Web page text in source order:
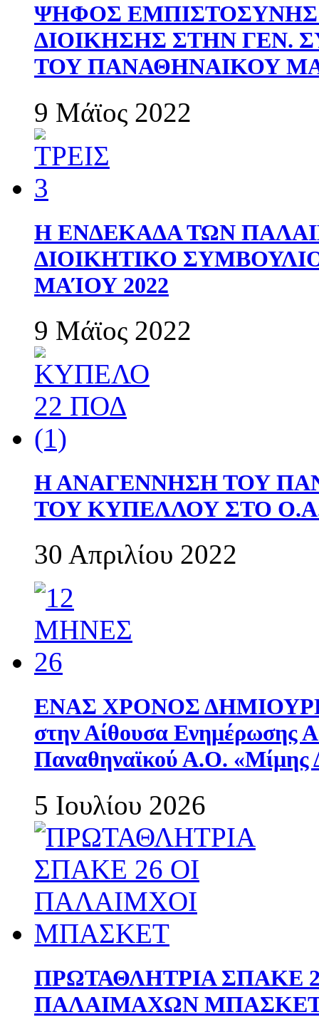
ΨΗΦΟΣ
ΔΙΟΙΚΗΣΗΣ ΣΤΗΝ ΓΕΝ.
ΤΟΥ ΠΑΝΑΘΗΝΑΙΚΟΥ
9 Μάϊος 2022
Η ΕΝΔΕΚΑΔΑ ΤΩΝ
ΔΙΟΙΚΗΤΙΚΟ
ΜΑΊΟΥ 2022
9 Μάϊος 2022
Η ΑΝΑΓΕΝΝΗΣΗ ΤΟΥ
ΤΟΥ ΚΥΠΕΛΛΟΥ ΣΤΟ
30 Απριλίου 2022
ΕΝΑΣ ΧΡΟΝΟΣ
στην Αίθουσα Ενημέρωσης
Παναθηναϊκού Α.Ο. «Μίμης
5 Ιουλίου 2026
ΠΡΩΤΑΘΛΗΤΡΙΑ ΣΠΑΚΕ
ΠΑΛΑΙΜΑΧΩΝ